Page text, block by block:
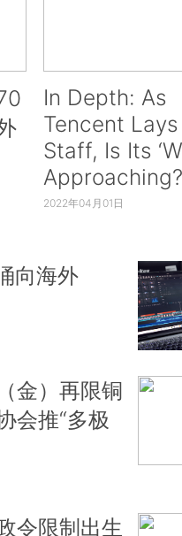
In Depth: As
Tencent
Staff, Is Its
Approaching?
2022年04月01日
向海外
金）再限铜
会推“多极
令限制出生